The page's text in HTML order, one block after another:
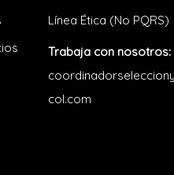
Línea Ética (No PQRS)
Trabaja con nosotros:
col.com